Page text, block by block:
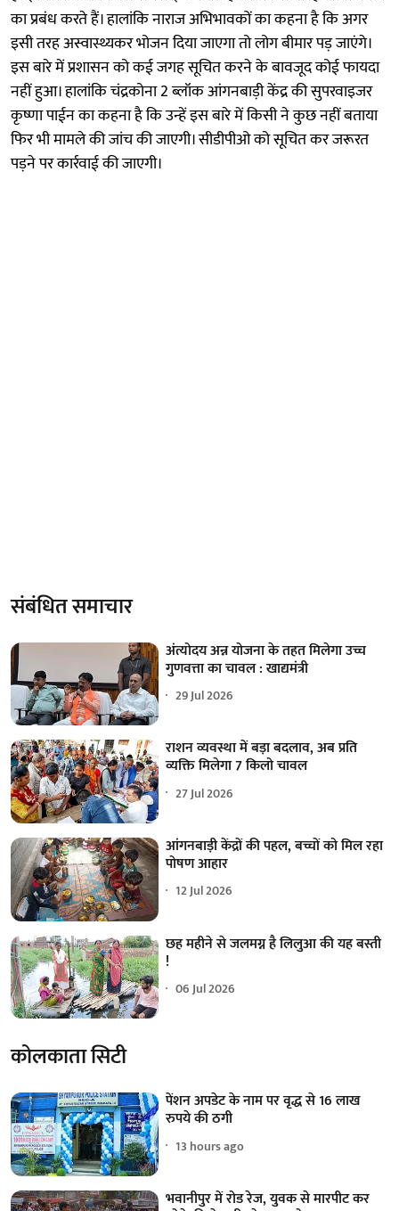
का प्रबंध करते हैं। हालांकि नाराज अभिभावकों का कहना है कि अगर
इसी तरह अस्वास्थ्यकर भोजन दिया जाएगा तो लोग बीमार पड़ जाएंगे।
इस बारे में प्रशासन को कई जगह सूचित करने के बावजूद कोई फायदा
नहीं हुआ। हालांकि चंद्रकोना 2 ब्लॉक आंगनबाड़ी केंद्र की सुपरवाइजर
कृष्णा पाईन का कहना है कि उन्हें इस बारे में किसी ने कुछ नहीं बताया
फिर भी मामले की जांच की जाएगी। सीडीपीओ को सूचित कर जरूरत
पड़ने पर कार्रवाई की जाएगी।
संबंधित समाचार
अंत्योदय अन्न योजना के तहत मिलेगा उच्च
गुणवत्ता का चावल : खाद्यमंत्री
29 Jul 2026
राशन व्यवस्था में बड़ा बदलाव, अब प्रति
व्यक्ति मिलेगा 7 किलो चावल
27 Jul 2026
आंगनबाड़ी केंद्रों की पहल, बच्चों को मिल रहा
पोषण आहार
12 Jul 2026
छह महीने से जलमग्न है लिलुआ की यह बस्ती
!
06 Jul 2026
कोलकाता सिटी
पेंशन अपडेट के नाम पर वृद्ध से 16 लाख
रुपये की ठगी
13 hours ago
भवानीपुर में रोड रेज, युवक से मारपीट कर